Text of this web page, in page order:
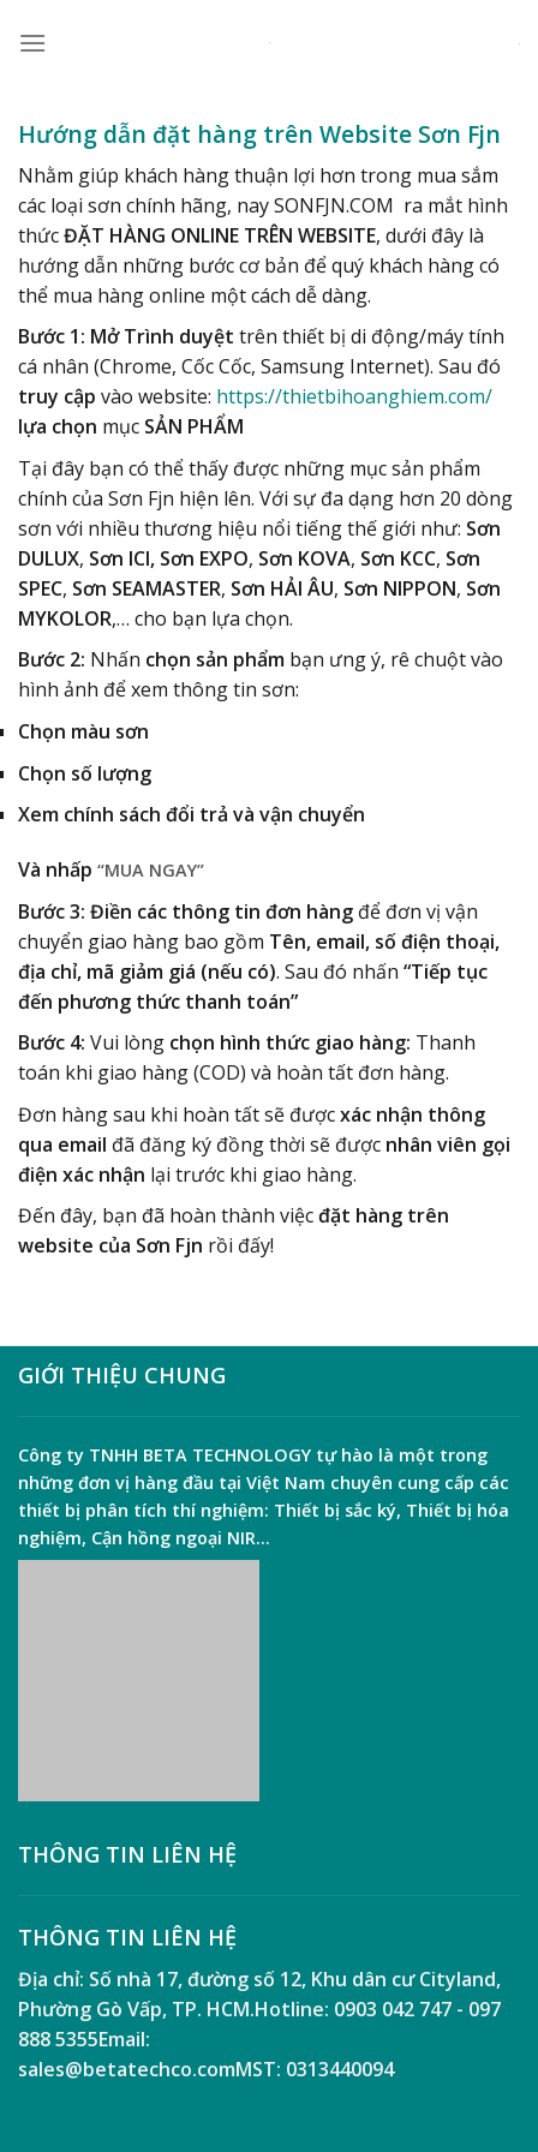
Hướng dẫn đặt hàng trên Website Sơn Fjn
Nhằm giúp khách hàng thuận lợi hơn trong mua sắm
các loại sơn chính hãng, nay SONFJN.COM ra mắt hình
thứcĐẶT HÀNG ONLINE TRÊN WEBSITE, dưới đây là
hướng dẫn những bước cơ bản để quý khách hàng có
thể mua hàng online một cách dễ dàng.
Bước 1: Mở Trình duyệt trên thiết bị di động/máy tính
cá nhân (Chrome, Cốc Cốc, Samsung Internet). Sau đó
truy cập vào website: https://thietbihoanghiem.com/
lựa chọn mục SẢN PHẨM
Tại đây bạn có thể thấy được những mục sản phẩm
chính của Sơn Fjn hiện lên. Với sự đa dạng hơn 20 dòng
sơn với nhiều thương hiệu nổi tiếng thế giới như: Sơn
DULUX, Sơn ICI, Sơn EXPO, Sơn KOVA, Sơn KCC, Sơn
SPEC, Sơn SEAMASTER, Sơn HẢI ÂU, Sơn NIPPON, Sơn
MYKOLOR,… cho bạn lựa chọn.
Bước 2: Nhấn chọn sản phẩm bạn ưng ý, rê chuột vào
hình ảnh để xem thông tin sơn:
Chọn màu sơn
Chọn số lượng
Xem chính sách đổi trả và vận chuyển
Và nhấp “MUA NGAY”
Bước 3: Điền các thông tin đơn hàng để đơn vị vận
chuyển giao hàng bao gồm Tên, email, số điện thoại,
địa chỉ, mã giảm giá (nếu có). Sau đó nhấn “Tiếp tục
đến phương thức thanh toán”
Bước 4: Vui lòng chọn hình thức giao hàng: Thanh
toán khi giao hàng (COD) và hoàn tất đơn hàng.
Đơn hàng sau khi hoàn tất sẽ đượcxác nhận thông
qua email đã đăng ký đồng thời sẽ được nhân viên gọi
điện xác nhận lại trước khi giao hàng.
Đến đây, bạn đã hoàn thành việcđặt hàng trên
website của Sơn Fjn rồi đấy!
GIỚI THIỆU CHUNG
Công ty TNHH BETA TECHNOLOGY tự hào là một trong
những đơn vị hàng đầu tại Việt Nam chuyên cung cấp các
thiết bị phân tích thí nghiệm: Thiết bị sắc ký, Thiết bị hóa
nghiệm, Cận hồng ngoại NIR…
THÔNG TIN LIÊN HỆ
THÔNG TIN LIÊN HỆ
Địa chỉ: Số nhà 17, đường số 12, Khu dân cư Cityland,
Phường Gò Vấp, TP. HCM.Hotline: 0903 042 747 - 097
888 5355Email:
sales@betatechco.comMST: 0313440094